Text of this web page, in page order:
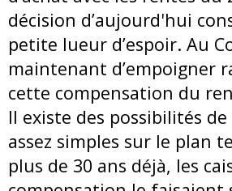
décision d’aujourd'hui
petite lueur d’espoir. Au
maintenant d’empoigner
cette compensation du
Il existe des possibilités
assez simples sur le plan
plus de 30 ans déjà, les